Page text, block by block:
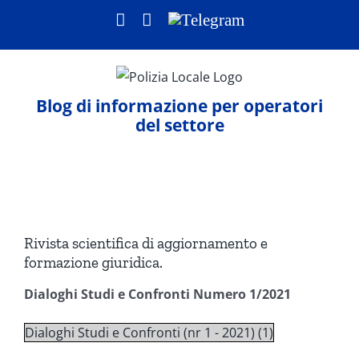
contenuto
Facebook
LinkedIn
Telegram
Blog di informazione per operatori
del settore
immagine
Rivista scientifica di aggiornamento e
formazione giuridica.
Dialoghi Studi e Confronti Numero 1/2021
Dialoghi Studi e Confronti (nr 1 - 2021) (1)